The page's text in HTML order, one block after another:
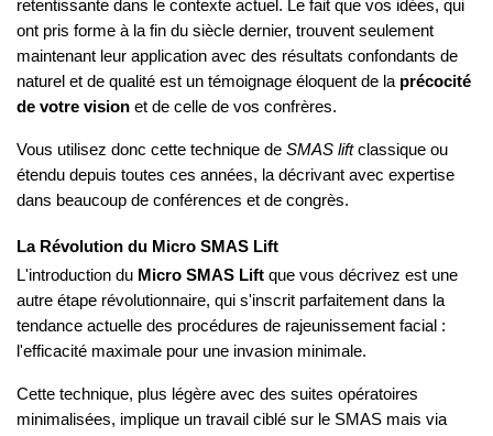
retentissante dans le contexte actuel. Le fait que vos idées, qui
ont pris forme à la fin du siècle dernier, trouvent seulement
maintenant leur application avec des résultats confondants de
naturel et de qualité est un témoignage éloquent de la précocité
de votre vision et de celle de vos confrères.
Vous utilisez donc cette technique de SMAS liftclassique ou
étendu depuis toutes ces années, la décrivant avec expertise
dans beaucoup de conférences et de congrès.
La Révolution du Micro SMAS Lift
L'introduction du Micro SMAS Lift que vous décrivez est une
autre étape révolutionnaire, qui s'inscrit parfaitement dans la
tendance actuelle des procédures de rajeunissement facial :
l'efficacité maximale pour une invasion minimale.
Cette technique, plus légère avec des suites opératoires
minimalisées, implique un travail ciblé sur le SMAS mais via